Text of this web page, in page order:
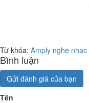
Từ khóa: Amply nghe nhạc
Bình luận
Gửi đánh giá của bạn
Tên